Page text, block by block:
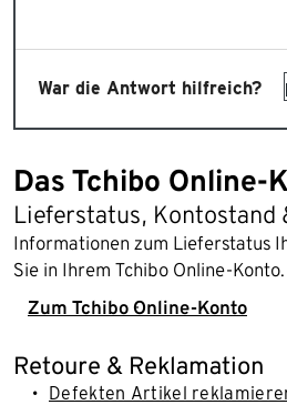
War die Antwort hilfreich?
Das Tchibo Online-
Lieferstatus, Kontostand
Informationen zum Lieferstatus
Sie in Ihrem Tchibo Online-
Zum Tchibo Online-Konto
Retoure & Reklamation
Defekten Artikel